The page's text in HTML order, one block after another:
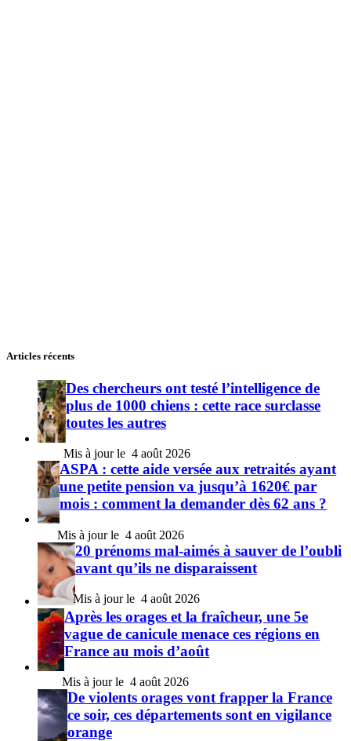
Articles récents
Des chercheurs ont testé l’intelligence de
plus de 1000 chiens : cette race surclasse
toutes les autres
4 août 2026
ASPA : cette aide versée aux retraités ayant
une petite pension va jusqu’à 1620€ par
mois : comment la demander dès 62 ans ?
4 août 2026
20 prénoms mal-aimés à sauver de l’oubli
avant qu’ils ne disparaissent
4 août 2026
Après les orages et la fraîcheur, une 5e
vague de canicule menace ces régions en
France au mois d’août
4 août 2026
De violents orages vont frapper la France
ce soir, ces départements sont en vigilance
orange